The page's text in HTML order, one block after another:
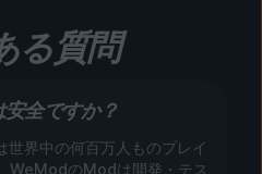
る質問
全ですか？
界中の何百万人ものプレイ
WeModのModは開発・テス